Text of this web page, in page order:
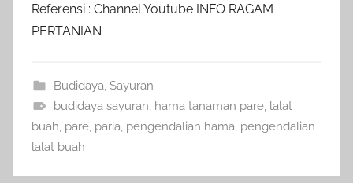
Referensi : Channel Youtube INFO RAGAM
PERTANIAN
Budidaya, Sayuran
budidaya sayuran, hama tanaman pare, lalat
buah, pare, paria, pengendalian hama, pengendalian
lalat buah